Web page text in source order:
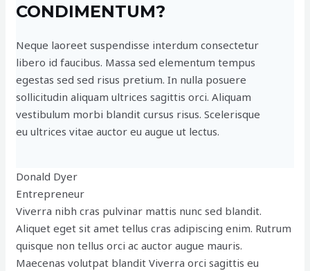
CONDIMENTUM?
Neque laoreet suspendisse interdum consectetur
libero id faucibus. Massa sed elementum tempus
egestas sed sed risus pretium. In nulla posuere
sollicitudin aliquam ultrices sagittis orci. Aliquam
vestibulum morbi blandit cursus risus. Scelerisque
eu ultrices vitae auctor eu augue ut lectus.
Donald Dyer
Entrepreneur
Viverra nibh cras pulvinar mattis nunc sed blandit.
Aliquet eget sit amet tellus cras adipiscing enim. Rutrum
quisque non tellus orci ac auctor augue mauris.
Maecenas volutpat blandit Viverra orci sagittis eu